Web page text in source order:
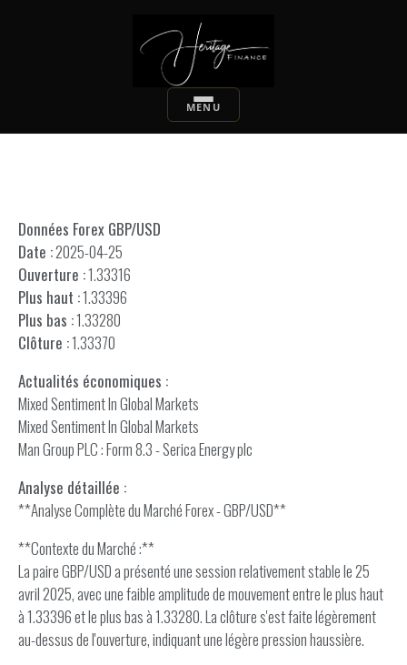
Données Forex GBP/USD
Date :2025-04-25
Ouverture :1.33316
Plus haut :1.33396
Plus bas :1.33280
Clôture :1.33370
Actualités économiques :
Mixed Sentiment In Global Markets
Mixed Sentiment In Global Markets
Man Group PLC : Form 8.3 - Serica Energy plc
Analyse détaillée :
**Analyse Complète du Marché Forex - GBP/USD**
**Contexte du Marché :**
La paire GBP/USD a présenté une session relativement stable le 25
avril 2025, avec une faible amplitude de mouvement entre le plus haut
à 1.33396 et le plus bas à 1.33280. La clôture s'est faite légèrement
au-dessus de l'ouverture, indiquant une légère pression haussière.